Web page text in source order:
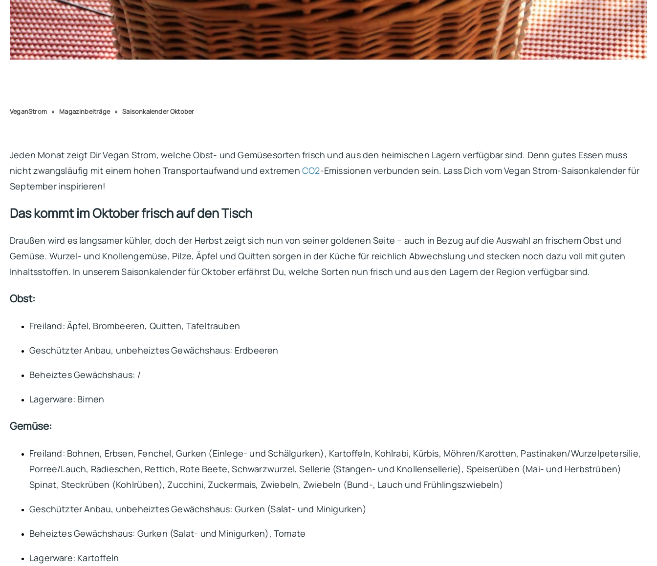
VeganStrom » Magazinbeiträge » Saisonkalender Oktober
Jeden Monat zeigt Dir Vegan Strom, welche Obst- und Gemüsesorten frisch und aus den heimischen Lagern verfügbar sind. Denn gutes Essen muss
nicht zwangsläufig mit einem hohen Transportaufwand und extremenCO2-Emissionen verbunden sein. Lass Dich vom Vegan Strom-Saisonkalender für
September inspirieren!
Das kommt im Oktober frisch auf den Tisch
Draußen wird es langsamer kühler, doch der Herbst zeigt sich nun von seiner goldenen Seite – auch in Bezug auf die Auswahl an frischem Obst und
Gemüse. Wurzel- und Knollengemüse, Pilze, Äpfel und Quitten sorgen in der Küche für reichlich Abwechslung und stecken noch dazu voll mit guten
Inhaltsstoffen. In unserem Saisonkalender für Oktober erfährst Du, welche Sorten nun frisch und aus den Lagern der Region verfügbar sind.
Obst:
Freiland: Äpfel, Brombeeren, Quitten, Tafeltrauben
Geschützter Anbau, unbeheiztes Gewächshaus: Erdbeeren
Beheiztes Gewächshaus: /
Lagerware: Birnen
Gemüse:
Freiland: Bohnen, Erbsen, Fenchel, Gurken (Einlege- und Schälgurken), Kartoffeln, Kohlrabi, Kürbis, Möhren/Karotten, Pastinaken/Wurzelpetersilie,
Porree/Lauch, Radieschen, Rettich, Rote Beete, Schwarzwurzel, Sellerie (Stangen- und Knollensellerie), Speiserüben (Mai- und Herbstrüben)
Spinat, Steckrüben (Kohlrüben), Zucchini, Zuckermais, Zwiebeln, Zwiebeln (Bund-, Lauch und Frühlingszwiebeln)
Geschützter Anbau, unbeheiztes Gewächshaus: Gurken (Salat- und Minigurken)
Beheiztes Gewächshaus: Gurken (Salat- und Minigurken), Tomate
Lagerware: Kartoffeln